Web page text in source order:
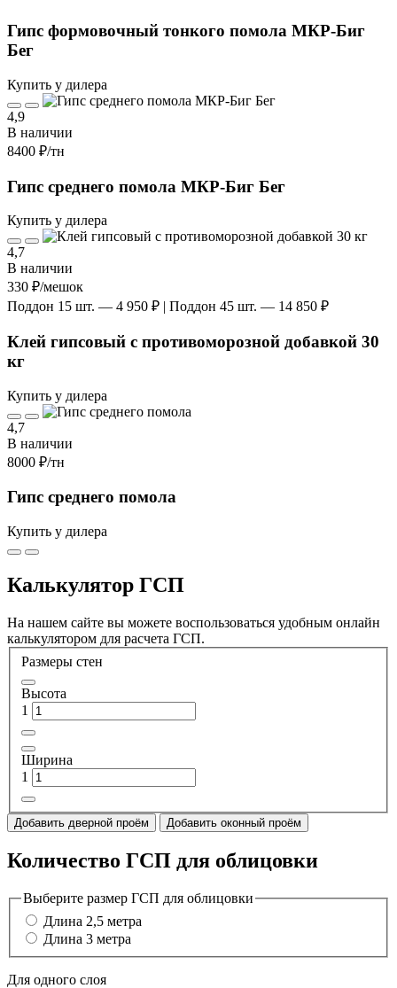
Гипс формовочный тонкого помола МКР-Биг
Бег
Купить у дилера
4,9
В наличии
8400 ₽/тн
Гипс среднего помола МКР-Биг Бег
Купить у дилера
4,7
В наличии
330 ₽/мешок
Поддон 15 шт. — 4 950 ₽ | Поддон 45 шт. — 14 850 ₽
Клей гипсовый с противоморозной добавкой 30
кг
Купить у дилера
4,7
В наличии
8000 ₽/тн
Гипс среднего помола
Купить у дилера
Калькулятор ГСП
На нашем сайте вы можете воспользоваться удобным онлайн
калькулятором для расчета ГСП.
Размеры стен
Высота
1
Ширина
1
Добавить дверной проём Добавить оконный проём
Количество ГСП для облицовки
Выберите размер ГСП для облицовки
Длина 2,5 метра
Длина 3 метра
Для одного слоя